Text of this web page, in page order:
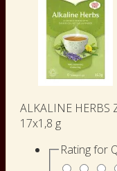
ALKALINE HERBS
17x1,8 g
Rating for